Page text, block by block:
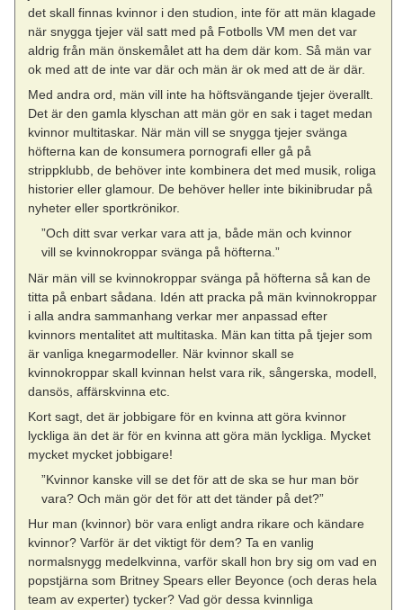
det skall finnas kvinnor i den studion, inte för att män klagade
när snygga tjejer väl satt med på Fotbolls VM men det var
aldrig från män önskemålet att ha dem där kom. Så män var
ok med att de inte var där och män är ok med att de är där.
Med andra ord, män vill inte ha höftsvängande tjejer överallt.
Det är den gamla klyschan att män gör en sak i taget medan
kvinnor multitaskar. När män vill se snygga tjejer svänga
höfterna kan de konsumera pornografi eller gå på
strippklubb, de behöver inte kombinera det med musik, roliga
historier eller glamour. De behöver heller inte bikinibrudar på
nyheter eller sportkrönikor.
”Och ditt svar verkar vara att ja, både män och kvinnor
vill se kvinnokroppar svänga på höfterna.”
När män vill se kvinnokroppar svänga på höfterna så kan de
titta på enbart sådana. Idén att pracka på män kvinnokroppar
i alla andra sammanhang verkar mer anpassad efter
kvinnors mentalitet att multitaska. Män kan titta på tjejer som
är vanliga knegarmodeller. När kvinnor skall se
kvinnokroppar skall kvinnan helst vara rik, sångerska, modell,
dansös, affärskvinna etc.
Kort sagt, det är jobbigare för en kvinna att göra kvinnor
lyckliga än det är för en kvinna att göra män lyckliga. Mycket
mycket mycket jobbigare!
”Kvinnor kanske vill se det för att de ska se hur man bör
vara? Och män gör det för att det tänder på det?”
Hur man (kvinnor) bör vara enligt andra rikare och kändare
kvinnor? Varför är det viktigt för dem? Ta en vanlig
normalsnygg medelkvinna, varför skall hon bry sig om vad en
popstjärna som Britney Spears eller Beyonce (och deras hela
team av experter) tycker? Vad gör dessa kvinnliga